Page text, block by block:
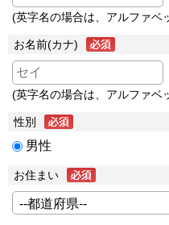
(英字名の場合は、アルファベ
お名前(カナ)
(英字名の場合は、アルファベ
性別
男性
お住まい